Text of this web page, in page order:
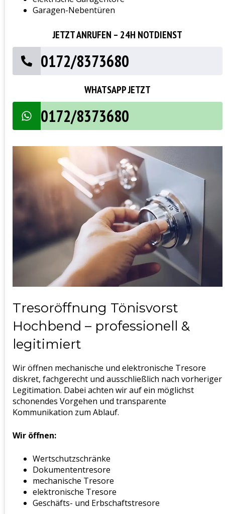
Garagen-Nebentüren
JETZT ANRUFEN – 24H NOTDIENST
0172/8373680
WHATSAPP JETZT
0172/8373680
Tresoröffnung Tönisvorst
Hochbend – professionell &
legitimiert
Wir öffnen mechanische und elektronische Tresore
diskret, fachgerecht und ausschließlich nach vorheriger
Legitimation. Dabei achten wir auf ein möglichst
schonendes Vorgehen und transparente
Kommunikation zum Ablauf.
Wir öffnen:
Wertschutzschränke
Dokumententresore
mechanische Tresore
elektronische Tresore
Geschäfts- und Erbschaftstresore